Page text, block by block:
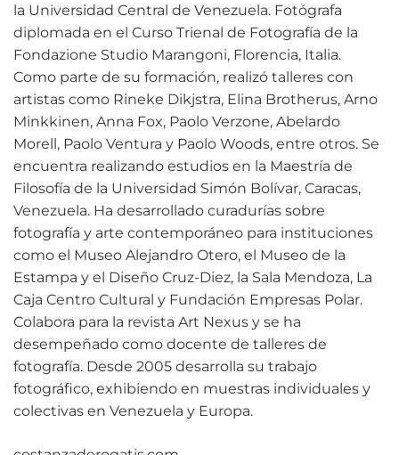
la Universidad Central de Venezuela. Fotógrafa
diplomada en el Curso Trienal de Fotografía de la
Fondazione Studio Marangoni, Florencia, Italia.
Como parte de su formación, realizó talleres con
artistas como Rineke Dikjstra, Elina Brotherus, Arno
Minkkinen, Anna Fox, Paolo Verzone, Abelardo
Morell, Paolo Ventura y Paolo Woods, entre otros. Se
encuentra realizando estudios en la Maestría de
Filosofía de la Universidad Simón Bolívar, Caracas,
Venezuela. Ha desarrollado curadurías sobre
fotografía y arte contemporáneo para instituciones
como el Museo Alejandro Otero, el Museo de la
Estampa y el Diseño Cruz-Diez, la Sala Mendoza, La
Caja Centro Cultural y Fundación Empresas Polar.
Colabora para la revista Art Nexus y se ha
desempeñado como docente de talleres de
fotografía. Desde 2005 desarrolla su trabajo
fotográfico, exhibiendo en muestras individuales y
colectivas en Venezuela y Europa.